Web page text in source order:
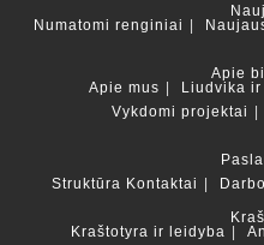
Numatomi renginiai
Apie
Apie mus
Liudvika
Vykdomi projektai
Struktūra Kontaktai
Kraštotyra ir leidyba